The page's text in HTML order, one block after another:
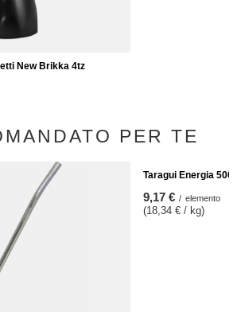
New Brikka 4tz
PER TE
Taragui Energia 500g
9,17 € / elemento
(18,34 € / kg)